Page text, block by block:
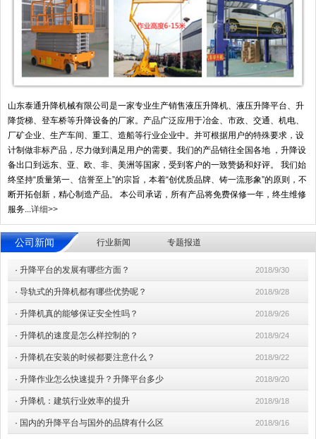
山东泰通升降机械有限公司是一家专业生产销售液压升降机、液压升降平台、升
降货梯、登车桥等升降设备的厂家。产品广泛应用于冶金、市政、交通、机电、
厂矿企业、生产车间、重工、造船等行业企业中。并可根据用户的特殊要求，设
计制做非标产品，尽力做到满足用户的需要。我们的产品销往全国各地 ，升降设
备出口到远东、亚、欧、非、美洲等国家，受到客户的一致赞扬和好评。 我们始
终坚持“质量第一、信誉至上”的宗旨，本着“创优质品牌、铸一流形象”的原则，不
断开拓创新，精心制造产品。 本公司承诺，所有产品将免费保修一年，终生维修
服务...详细>>
公司新闻 行业新闻 专题报道
· 升降平台的发展有哪些方面？ 2018/9/30
· 导轨式的升降机都有哪些优势呢？ 2018/9/28
· 升降机真的能够保证安全性吗？ 2018/9/26
· 升降机的速度是怎么样控制的？ 2018/9/24
· 升降机在安装的时候都要注意什么？ 2018/9/22
· 升降作业怎么快速提升？升降平台多少 2018/9/20
· 升降机：建筑行业效率的提升 2018/9/18
· 国内的升降平台与国外的品牌有什么区 2018/9/16